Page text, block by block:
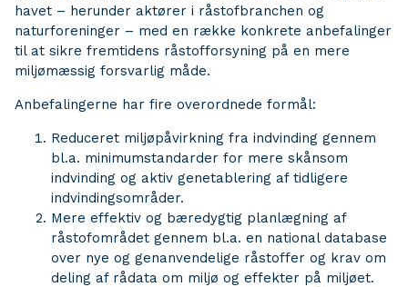
havet – herunder aktører i råstofbranchen og
naturforeninger – med en række konkrete anbefalinger
til at sikre fremtidens råstofforsyning på en mere
miljømæssig forsvarlig måde.
Anbefalingerne har fire overordnede formål:
Reduceret miljøpåvirkning fra indvinding gennem
bl.a. minimumstandarder for mere skånsom
indvinding og aktiv genetablering af tidligere
indvindingsområder.
Mere effektiv og bæredygtig planlægning af
råstofområdet gennem bl.a. en national database
over nye og genanvendelige råstoffer og krav om
deling af rådata om miljø og effekter på miljøet.